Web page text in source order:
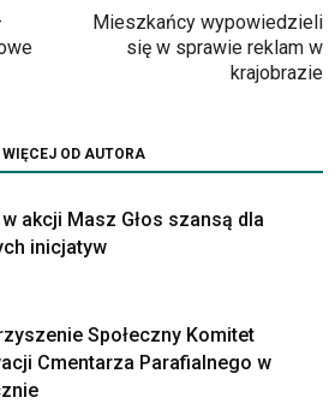
Mieszkańcy wypowiedzieli
się w sprawie reklam w
krajobrazie
WIĘCEJ OD AUTORA
w akcji Masz Głos szansą dla
inicjatyw
Społeczny Komitet
Cmentarza Parafialnego w